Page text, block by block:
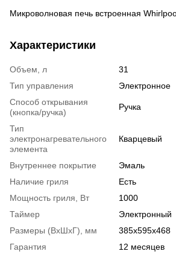
Микроволновая печь встроенная
Характеристики
Объем, л
31
Тип управления
Электронное
Способ открывания
(кнопка/ручка)
Ручка
Тип
электронагревательного
элемента
Кварцевый
Внутреннее покрытие
Эмаль
Наличие гриля
Есть
Мощность гриля, Вт
1000
Таймер
Электронный
Размеры (ВхШхГ), мм
385х595х468
Гарантия
12 месяцев